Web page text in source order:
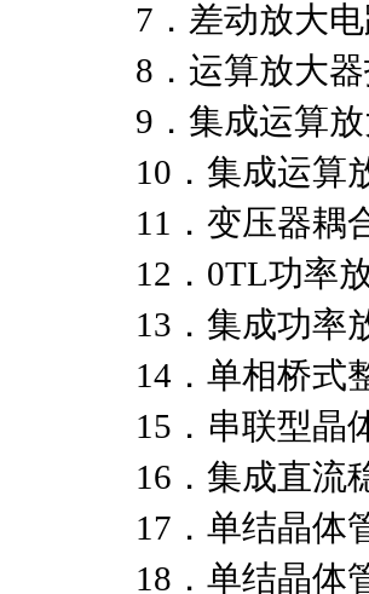
7．差动
8．运算放
9．集成运算
10．集成运算
11．变压器耦
12．0TL功率
13．集成功率
14．单相桥式
15．串联型晶
16．集成直流
17．单结晶体
18．单结晶体